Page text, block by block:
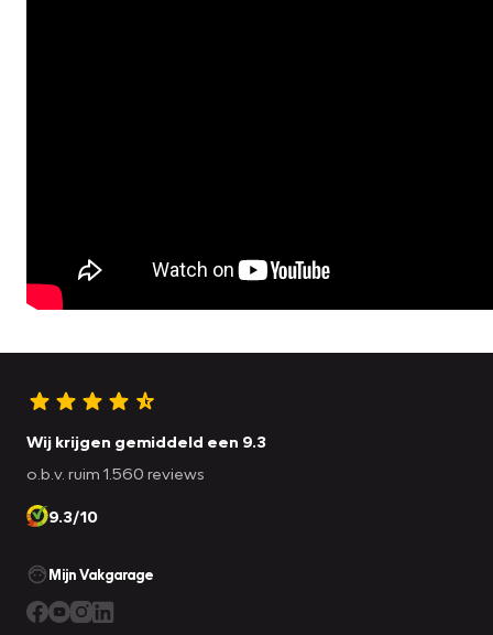
Wij krijgen gemiddeld een 9.3
o.b.v. ruim 1.560 reviews
9.3/10
Mijn Vakgarage